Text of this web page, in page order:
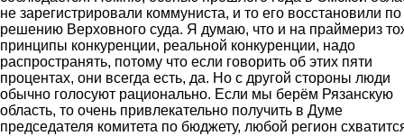
не зарегистрировали коммуниста, и то его восстановили по
решению Верховного суда. Я думаю, что и на праймериз
принципы конкуренции, реальной конкуренции, надо
распространять, потому что если говорить об этих пяти
процентах, они всегда есть, да. Но с другой стороны люди
обычно голосуют рационально. Если мы берём Рязанскую
область, то очень привлекательно получить в Думе
председателя комитета по бюджету, любой регион